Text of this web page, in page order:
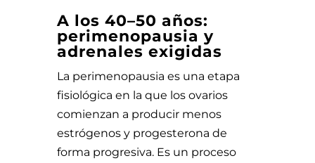
A los 40–50 años:
perimenopausia y
adrenales exigidas
La perimenopausia es una etapa
fisiológica en la que los ovarios
comienzan a producir menos
estrógenos y progesterona de
forma progresiva. Es un proceso